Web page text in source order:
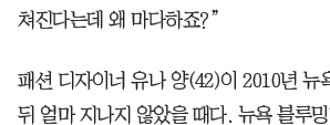
쳐진다는데 왜 마다하죠?”
패션 디자이너 유나 양(42)이 2010년 뉴
뒤 얼마 지나지 않았을 때다. 뉴욕 블루